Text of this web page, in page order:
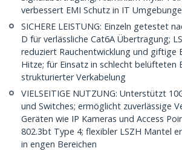
verbessert EMI Schutz in IT
SICHERE LEISTUNG: Einzeln getestet
D für verlässliche Cat6A Übertragung;
reduziert Rauchentwicklung und giftige
Hitze; für Einsatz in schlecht belüfteten
strukturierter Verkabelung
VIELSEITIGE NUTZUNG: Unterstützt
und Switches; ermöglicht zuverlässige
Geräten wie IP Kameras und Access
802.3bt Type 4; flexibler LSZH Mantel
in engen Bereichen